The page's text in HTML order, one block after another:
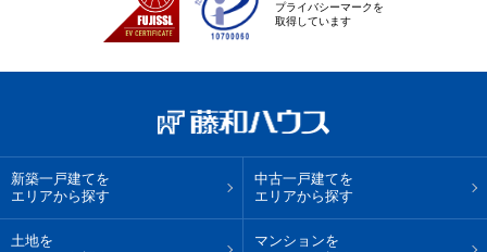
プライバシーマークを
取得しています
新築一戸建てを
エリアから探す
中古一戸建てを
エリアから探す
土地を
マンションを